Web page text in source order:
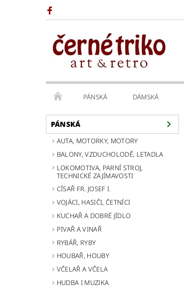
PÁNSKÁ DÁMSKÁ
PÁNSKÁ
AUTA, MOTORKY, MOTORY
BALONY, VZDUCHOLODĚ, LETADLA
LOKOMOTIVA, PARNÍ STROJ,
TECHNICKÉ ZAJÍMAVOSTI
CÍSAŘ FR. JOSEF I.
VOJÁCI, HASIČI, ČETNÍCI
KUCHAŘ A DOBRÉ JÍDLO
PIVAŘ A VINAŘ
RYBÁŘ, RYBY
HOUBAŘ, HOUBY
VČELAŘ A VČELA
HUDBA I MUZIKA